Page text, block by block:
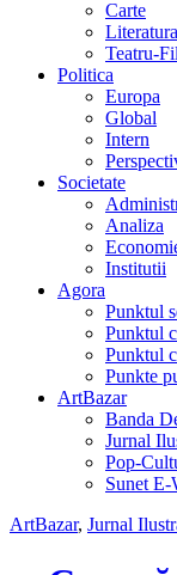
Carte
Literatura
Teatru-
Politica
Europa
Global
Intern
Societate
Analiza
Institutii
Agora
Punktul
Punktul
Punktul
Punkte
ArtBazar
Banda
Jurnal
Pop-
Sunet E-
ArtBazar, Jurnal